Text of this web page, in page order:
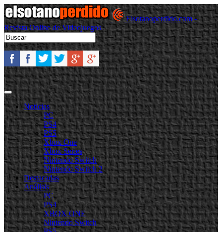
Elsotanoperdido.com -
Revista Online de Videojuegos
Noticias
PC
PS4
PS5
Xbox One
Xbox Series
Nintendo Switch
Nintendo Switch 2
Destacadas
Análisis
PC
PS4
XBOX ONE
Nintendo Switch